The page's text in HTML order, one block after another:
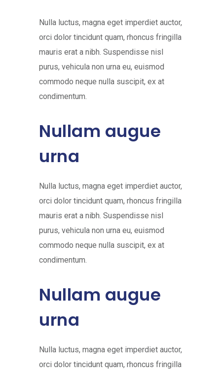
Nulla luctus, magna eget imperdiet auctor,
orci dolor tincidunt quam, rhoncus fringilla
mauris erat a nibh. Suspendisse nisl
purus, vehicula non urna eu, euismod
commodo neque nulla suscipit, ex at
condimentum.
Nullam augue
urna
Nulla luctus, magna eget imperdiet auctor,
orci dolor tincidunt quam, rhoncus fringilla
mauris erat a nibh. Suspendisse nisl
purus, vehicula non urna eu, euismod
commodo neque nulla suscipit, ex at
condimentum.
Nullam augue
urna
Nulla luctus, magna eget imperdiet auctor,
orci dolor tincidunt quam, rhoncus fringilla